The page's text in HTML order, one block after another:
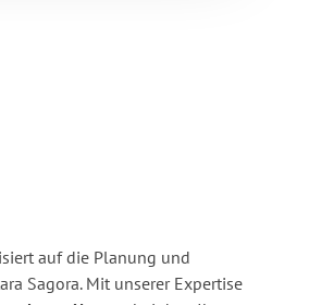
auf die Planung und
Sagora. Mit unserer Expertise